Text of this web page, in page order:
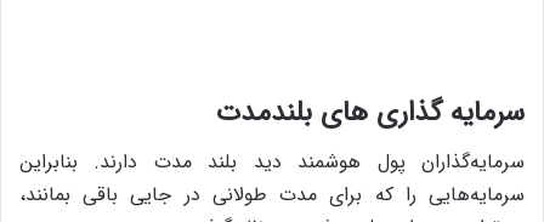
سرمایه گذاری های بلندمدت
سرمایه‌گذاران پول هوشمند دید بلند مدت دارند. بنابراین
سرمایه‌هایی را که برای مدت طولانی در جایی باقی بمانند،